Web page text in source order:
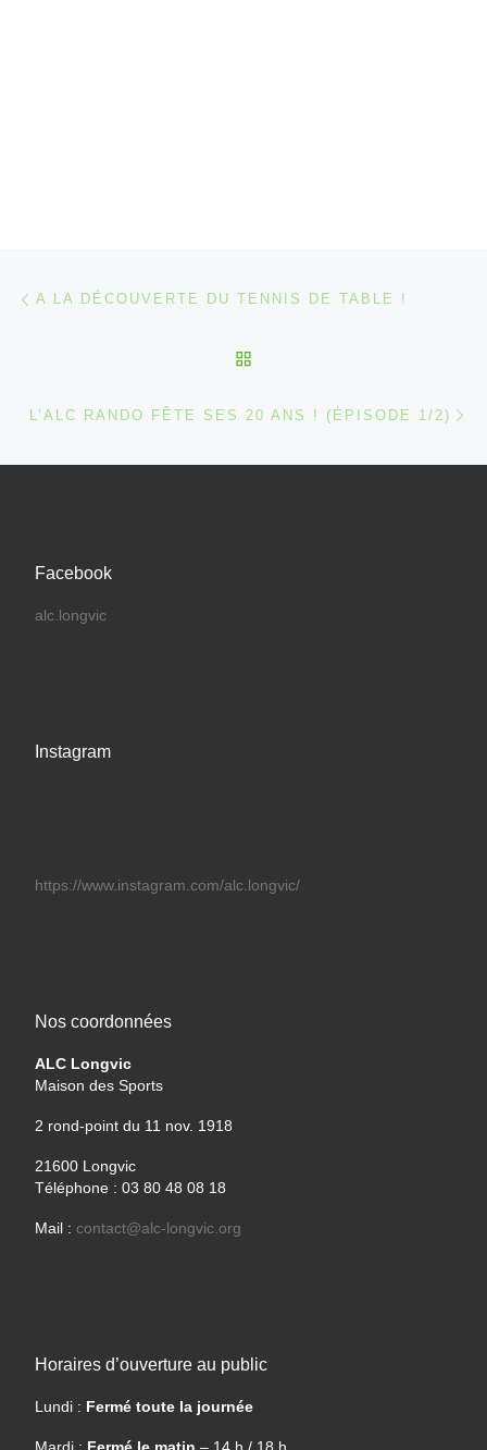
Parcourir les articles
A LA DÉCOUVERTE DU TENNIS DE TABLE !
L’ALC RANDO FÊTE SES 20 ANS ! (ÉPISODE 1/2)
Facebook
alc.longvic
Instagram
https://www.instagram.com/alc.longvic/
Nos coordonnées
ALC Longvic
Maison des Sports
2 rond-point du 11 nov. 1918
21600 Longvic
Téléphone : 03 80 48 08 18
Mail : contact@alc-longvic.org
Horaires d’ouverture au public
Lundi : Fermé toute la journée